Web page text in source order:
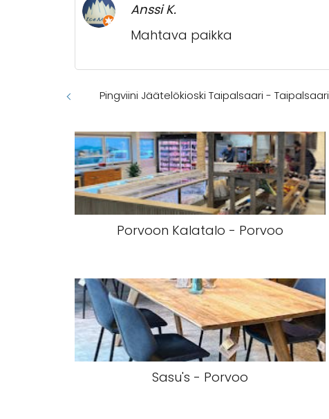
Anssi K.
Mahtava paikka
Pingviini Jäätelökioski Taipalsaari - Taipalsaari
Porvoon Kalatalo - Porvoo
Sasu's - Porvoo